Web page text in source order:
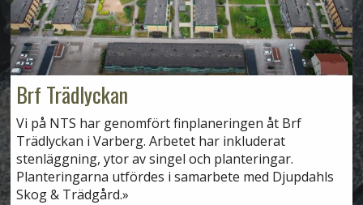
Brf Trädlyckan
Vi på NTS har genomfört finplaneringen åt Brf
Trädlyckan i Varberg. Arbetet har inkluderat
stenläggning, ytor av singel och planteringar.
Planteringarna utfördes i samarbete med Djupdahls
Skog & Trädgård.